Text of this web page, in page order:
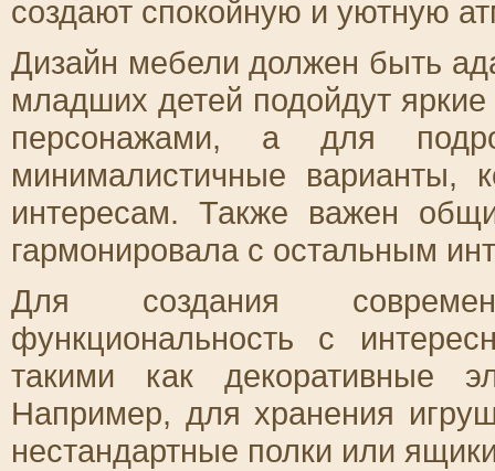
создают спокойную и уютную
Дизайн мебели должен быть
младших детей подойдут
персонажами, а для
минималистичные варианты,
интересам. Также важен
гармонировала с остальным
Для создания
функциональность с
такими как декоративные
Например, для хранения
нестандартные полки или